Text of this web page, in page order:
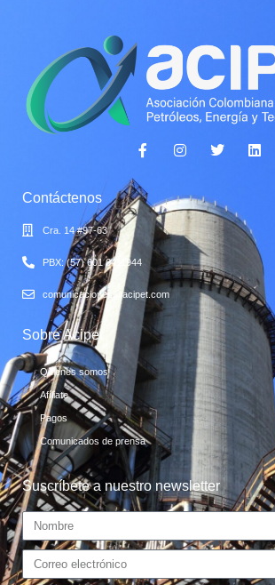
Contáctenos
Cra. 14 #97-63
PBX: (57) 601 6411944
comunicaciones@acipet.com
Sobre Acipet
Quienes somos
Afíliate
Pagos
Comunicados de prensa
Suscríbete a nuestro newsletter